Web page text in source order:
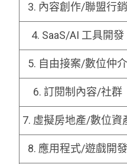
3. 內容創作/聯盟行銷
4. SaaS/AI 工具開發
5. 自由接案/數位仲介
6. 訂閱制內容/社群
7. 虛擬房地產/數位資
8. 應用程式/遊戲開發